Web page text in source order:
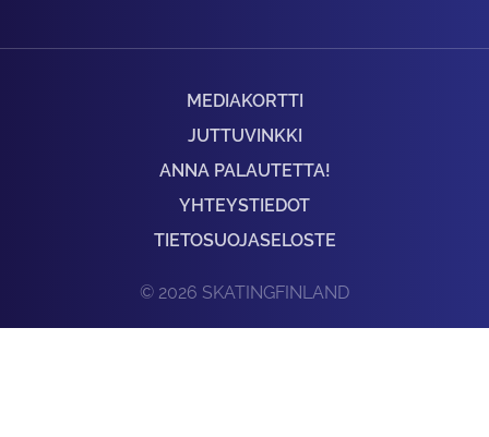
MEDIAKORTTI
JUTTUVINKKI
ANNA PALAUTETTA!
YHTEYSTIEDOT
TIETOSUOJASELOSTE
© 2026 SKATINGFINLAND